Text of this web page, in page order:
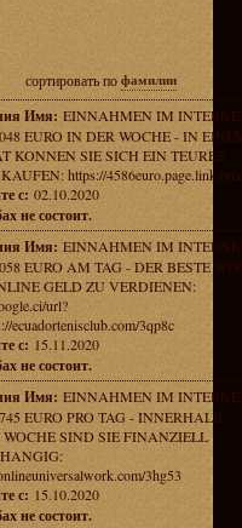
сортировать пофамилии
Имя: EINNAHMEN IM
EURO IN DER WOCHE - IN
KONNEN SIE SICH EIN TEURES
https://4586euro.page.link/
с: 02.10.2020
не состоит.
Имя: EINNAHMEN IM
EURO AM TAG - DER BESTE
GELD ZU VERDIENEN:
url?
ecuadortenisclub.com/3qp8c
с: 15.11.2020
не состоит.
Имя: EINNAHMEN IM
EURO PRO TAG - INNERHALB
WOCHE SIND SIE FINANZIELL
3hg53
с: 15.10.2020
не состоит.